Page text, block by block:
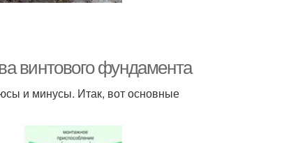
винтового фундамента
и минусы. Итак, вот основные